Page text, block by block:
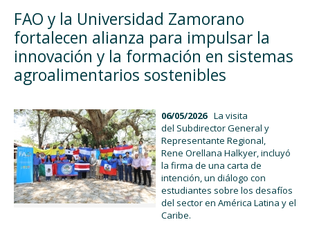
FAO y la Universidad Zamorano
fortalecen alianza para impulsar la
innovación y la formación en sistemas
agroalimentarios sostenibles
06/05/2026 La visita
del SubdirectorGeneral y
Representante Regional,
Rene Orellana Halkyer, incluyó
la firma de una carta de
intención,un diálogo con
estudiantes sobre los desafíos
del sector en América Latina y el
Caribe.